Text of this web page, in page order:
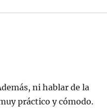
ni hablar de la
práctico y cómodo.